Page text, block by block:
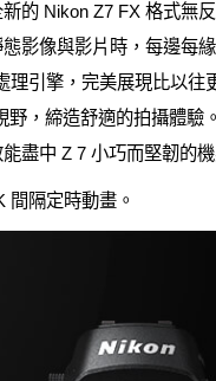
的 Nikon Z7 FX 格式無
影像與影片時，每邊每
理引擎，完美展現比以
，締造舒適的拍攝體
盡中 Z 7 小巧而堅韌的
間隔定時動畫。